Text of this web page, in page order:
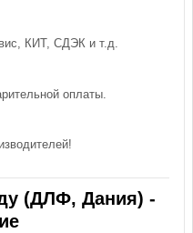
КИТ, СДЭК и т.д.
оплаты.
(ДЛФ, Дания) -